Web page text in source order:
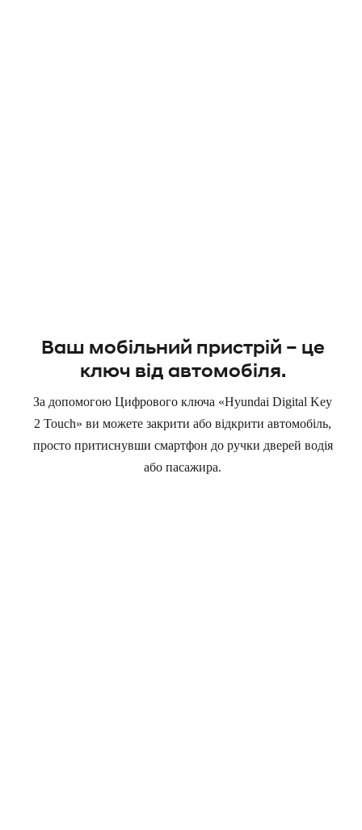
Ваш мобільний пристрій – це
ключ від автомобіля.
За допомогою Цифрового ключа «Hyundai Digital Key
2 Touch» ви можете закрити або відкрити автомобіль,
просто притиснувши смартфон до ручки дверей водія
або пасажира.